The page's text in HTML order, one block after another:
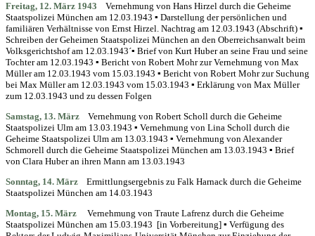
Freitag, 12. März 1943
Vernehmung von Hans Hirzel durch die Geheime
Staatspolizei München am 12.03.1943 ▪ Darstellung der persönlichen und
familiären Verhältnisse von Ernst Hirzel. Nachtrag am 12.03.1943 (Abschrift) ▪
Schreiben der Geheimen Staatspolizei München an den Oberreichsanwalt beim
Volksgerichtshof am 12.03.1943´▪ Brief von Kurt Huber an seine Frau und seine
Tochter am 12.03.1943 ▪ Bericht von Robert Mohr zur Vernehmung von Max
Müller am 12.03.1943 vom 15.03.1943 ▪ Bericht von Robert Mohr zur Suchung
bei Max Müller am 12.03.1943 vom 15.03.1943 ▪ Erklärung von Max Müller
zum 12.03.1943 und zu dessen Folgen
Samstag, 13. März
Vernehmung von Robert Scholl durch die Geheime
Staatspolizei Ulm am 13.03.1943 ▪ Vernehmung von Lina Scholl durch die
Geheime Staatspolizei Ulm am 13.03.1943 ▪ Vernehmung von Alexander
Schmorell durch die Geheime Staatspolizei München am 13.03.1943 ▪ Brief
von Clara Huber an ihren Mann am 13.03.1943
Sonntag, 14. März
Ermittlungsergebnis zu Falk Harnack durch die Geheime
Staatspolizei München am 14.03.1943
Montag, 15. März
Vernehmung von Traute Lafrenz durch die Geheime
Staatspolizei München am 15.03.1943 [in Vorbereitung] ▪ Verfügung des